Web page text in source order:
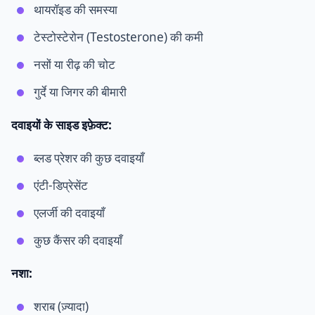
थायरॉइड की समस्या
टेस्टोस्टेरोन (Testosterone) की कमी
नसों या रीढ़ की चोट
गुर्दे या जिगर की बीमारी
दवाइयों के साइड इफ़ेक्ट:
ब्लड प्रेशर की कुछ दवाइयाँ
एंटी-डिप्रेसेंट
एलर्जी की दवाइयाँ
कुछ कैंसर की दवाइयाँ
नशा:
शराब (ज़्यादा)